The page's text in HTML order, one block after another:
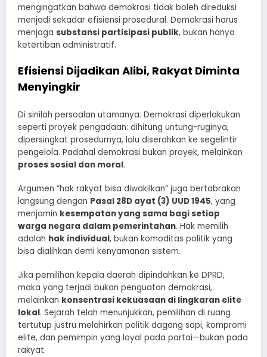
mengingatkan bahwa demokrasi tidak boleh direduksi
menjadi sekadar efisiensi prosedural. Demokrasi harus
menjaga substansi partisipasi publik, bukan hanya
ketertiban administratif.
Efisiensi Dijadikan Alibi, Rakyat Diminta
Menyingkir
Di sinilah persoalan utamanya. Demokrasi diperlakukan
seperti proyek pengadaan: dihitung untung-ruginya,
dipersingkat prosedurnya, lalu diserahkan ke segelintir
pengelola. Padahal demokrasi bukan proyek, melainkan
proses sosial dan moral.
Argumen “hak rakyat bisa diwakilkan” juga bertabrakan
langsung dengan Pasal 28D ayat (3) UUD 1945, yang
menjamin kesempatan yang sama bagi setiap
warga negara dalam pemerintahan. Hak memilih
adalah hak individual, bukan komoditas politik yang
bisa dialihkan demi kenyamanan sistem.
Jika pemilihan kepala daerah dipindahkan ke DPRD,
maka yang terjadi bukan penguatan demokrasi,
melainkan konsentrasi kekuasaan di lingkaran elite
lokal. Sejarah telah menunjukkan, pemilihan di ruang
tertutup justru melahirkan politik dagang sapi, kompromi
elite, dan pemimpin yang loyal pada partai—bukan pada
rakyat.